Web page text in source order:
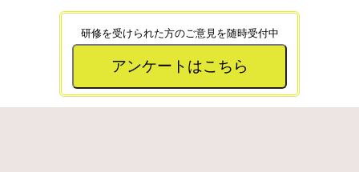
研修を受けられた方のご意見を随時受付中
アンケートはこちら